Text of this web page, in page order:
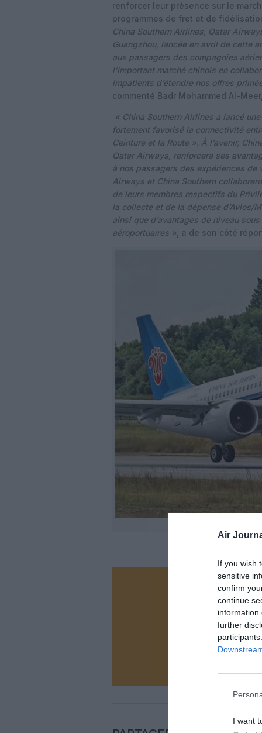
Air
If you wish
sensitive
confirm
continue
information
further
I want
renforcer leur présence sur le
programmes de fret et de
China Southern Airlines, Qatar
Guangzhou, lancée en avril de cette
aux passagers des compagnies
l’important marché chinois en
impatients d’étendre nos offres
commenté Badr Mohammed Al-
« China Southern Airlines a lancé
fortement favorisé la connectivité
Ceinture et la Route ». À l’avenir,
Qatar Airways, renforcera ses
à nos passagers des expériences
Airways et China Southern
de leurs membres respectifs du
la collecte et de la dépense d’Avios/
ainsi que d’avantages de niveau
aéroportuaires » , a de son côté
Vous